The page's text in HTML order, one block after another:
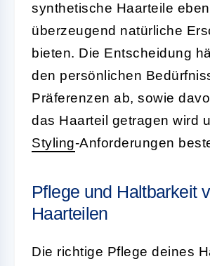
synthetische Haarteile
überzeugend natürliche
bieten. Die Entscheidung
den persönlichen
Präferenzen ab, sowie
das Haarteil getragen wird
Styling-Anforderungen
Pflege und Haltbarkeit
Haarteilen
Die richtige Pflege deines